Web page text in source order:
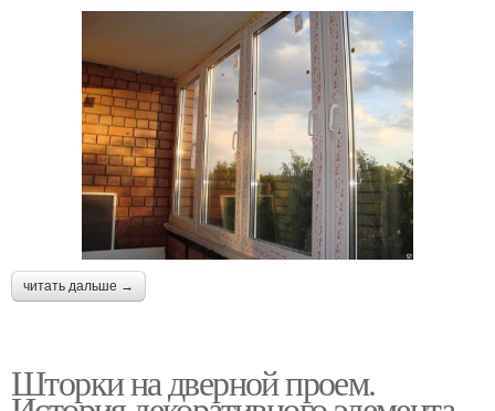
читать дальше →
Шторки на дверной проем.